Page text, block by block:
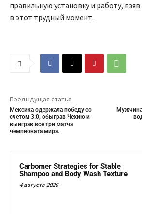
правильную установку и работу, взяв
в этот трудный момент.
Предыдущая статья
Мексика одержала победу со
счетом 3:0, обыграв Чехию и
выиграв все три матча
чемпионата мира.
Carbomer Strategies for Stable
Shampoo and Body Wash Texture
4 августа 2026